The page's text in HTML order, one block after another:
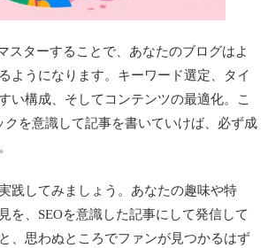
スターすることで、あなたのブログはよ
ようになります。キーワード選定、タイ
い構成、そしてコンテンツの最適化。こ
クを意識して記事を書いていけば、必ず成
践してみましょう。あなたの趣味や特
を、SEOを意識した記事にして発信して
、思わぬところでファンが見つかるはず